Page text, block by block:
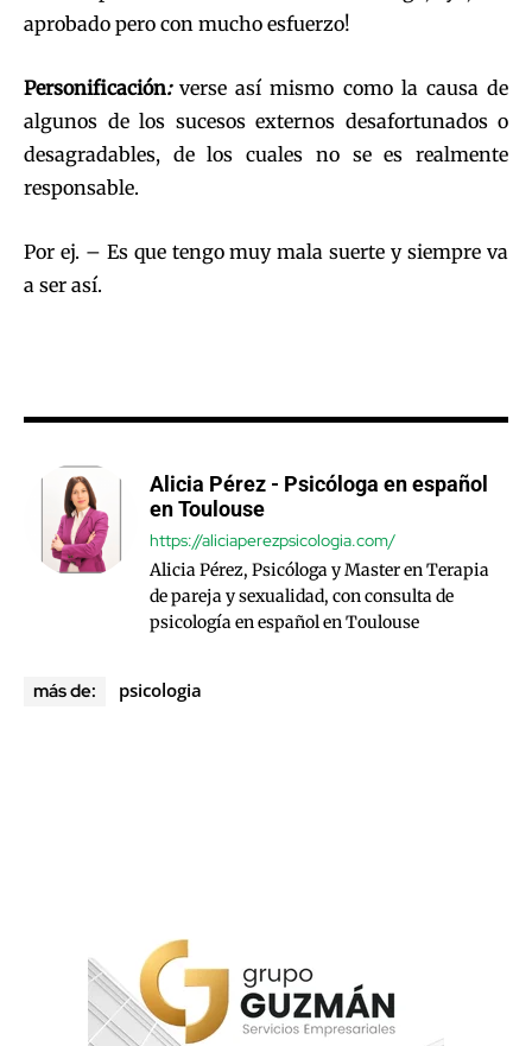
aprobado pero con mucho esfuerzo!
Personificación:verse así mismo como la causa de
algunos de los sucesos externos desafortunados o
desagradables, de los cuales no se es realmente
responsable.
Por ej. – Es que tengo muy mala suerte y siempre va
a ser así.
Alicia Pérez - Psicóloga en español
en Toulouse
https://aliciaperezpsicologia.com/
Alicia Pérez, Psicóloga y Master en Terapia
de pareja y sexualidad, con consulta de
psicología en español en Toulouse
más de: psicologia